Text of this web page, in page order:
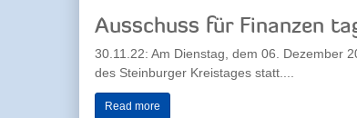
Ausschuss für Finanzen
30.11.22: Am Dienstag, dem 06. Dezember
des Steinburger Kreistages statt....
Read more